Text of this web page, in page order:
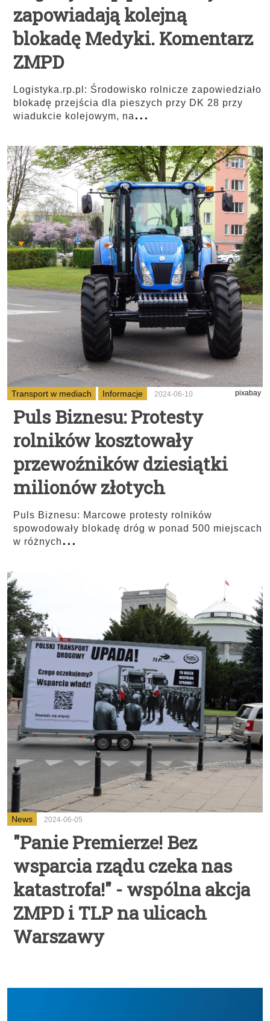
zapowiadają kolejną
blokadę Medyki. Komentarz
ZMPD
Logistyka.rp.pl: Środowisko rolnicze zapowiedziało
blokadę przejścia dla pieszych przy DK 28 przy
wiadukcie kolejowym, na...
Transport w mediach Informacje 2024-06-10 pixabay
Puls Biznesu: Protesty
rolników kosztowały
przewoźników dziesiątki
milionów złotych
Puls Biznesu: Marcowe protesty rolników
spowodowały blokadę dróg w ponad 500 miejscach
w różnych...
News 2024-06-05
"Panie Premierze! Bez
wsparcia rządu czeka nas
katastrofa!" - wspólna akcja
ZMPD i TLP na ulicach
Warszawy